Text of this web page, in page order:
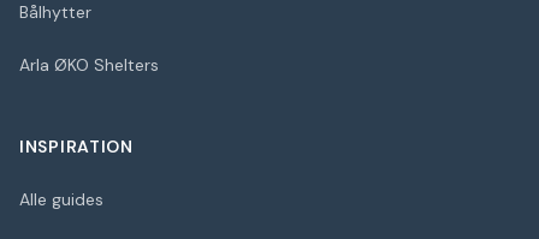
Bålhytter
Arla ØKO Shelters
INSPIRATION
Alle guides